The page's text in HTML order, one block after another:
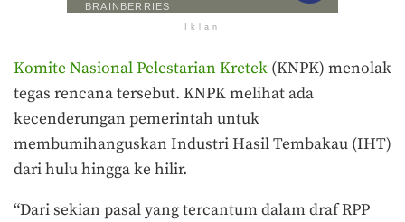
Iklan
Komite Nasional Pelestarian Kretek (KNPK) menolak
tegas rencana tersebut. KNPK melihat ada
kecenderungan pemerintah untuk
membumihanguskan Industri Hasil Tembakau (IHT)
dari hulu hingga ke hilir.
“Dari sekian pasal yang tercantum dalam draf RPP